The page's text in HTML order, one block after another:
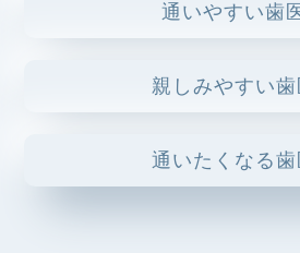
マウスピース型治療装置に関して（
2024.10.10
通いやすい歯
親しみやすい
通いたくなる